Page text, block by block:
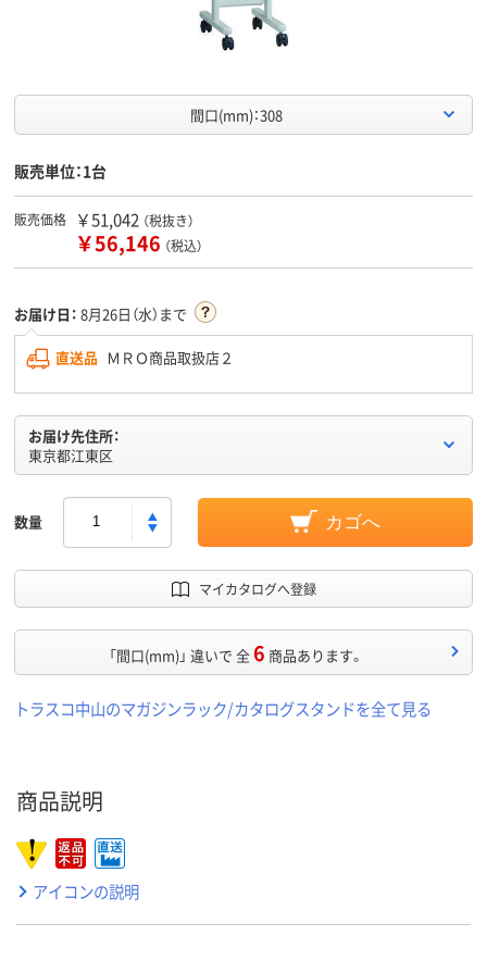
間口(mm)：308
販売単位：1台
販売価格 ￥51,042 （税抜き）
￥56,146 （税込）
お届け日： 8月26日（水）まで
直送品 ＭＲＯ商品取扱店２
お届け先住所：
東京都江東区
数量 カゴへ
マイカタログへ登録
「間口(mm)」 違いで 全6 商品あります。
トラスコ中山のマガジンラック/カタログスタンドを全て見る
商品説明
アイコンの説明